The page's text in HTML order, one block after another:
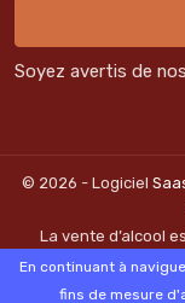
Soyez avertis de
© 2026 - Logiciel
La vente d’alcool
d’alcool est
En continuant à
fins de mesure